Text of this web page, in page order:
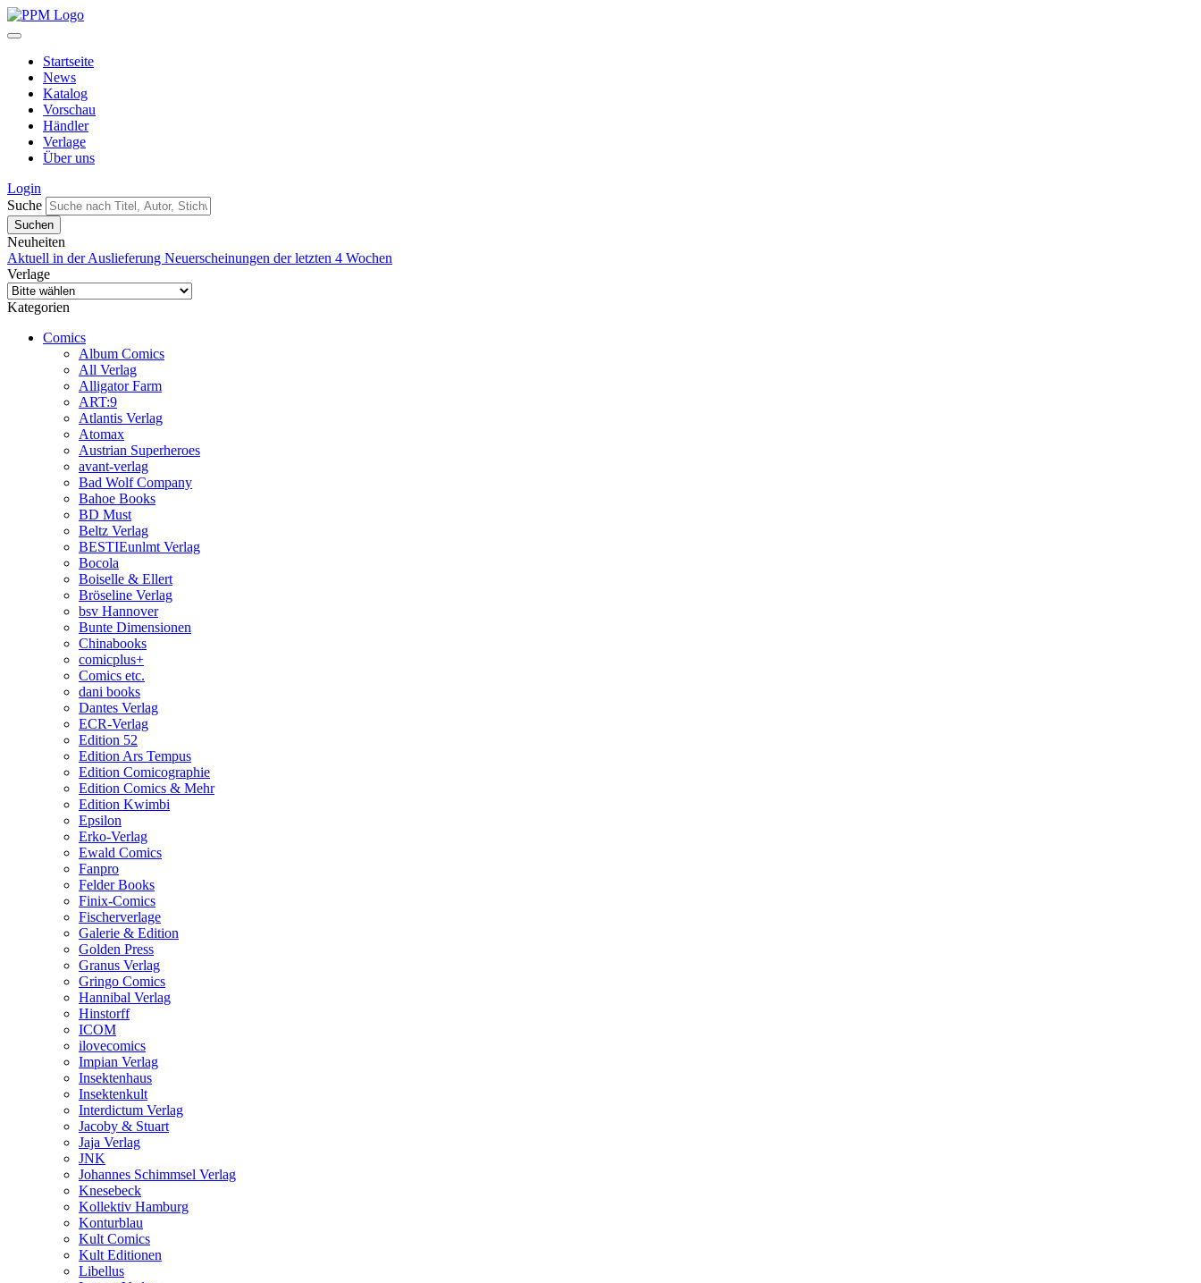
Startseite
News
Katalog
Vorschau
Händler
Verlage
Über uns
Login
Suche
Neuheiten
Aktuell in der Auslieferung Neuerscheinungen der letzten 4 Wochen
Verlage
Kategorien
Comics
Album Comics
All Verlag
Alligator Farm
ART:9
Atlantis Verlag
Atomax
Austrian Superheroes
avant-verlag
Bad Wolf Company
Bahoe Books
BD Must
Beltz Verlag
BESTIEunlmt Verlag
Bocola
Boiselle & Ellert
Bröseline Verlag
bsv Hannover
Bunte Dimensionen
Chinabooks
comicplus+
Comics etc.
dani books
Dantes Verlag
ECR-Verlag
Edition 52
Edition Ars Tempus
Edition Comicographie
Edition Comics & Mehr
Edition Kwimbi
Epsilon
Erko-Verlag
Ewald Comics
Fanpro
Felder Books
Finix-Comics
Fischerverlage
Galerie & Edition
Golden Press
Granus Verlag
Gringo Comics
Hannibal Verlag
Hinstorff
ICOM
ilovecomics
Impian Verlag
Insektenhaus
Insektenkult
Interdictum Verlag
Jacoby & Stuart
Jaja Verlag
JNK
Johannes Schimmsel Verlag
Knesebeck
Kollektiv Hamburg
Konturblau
Kult Comics
Kult Editionen
Libellus